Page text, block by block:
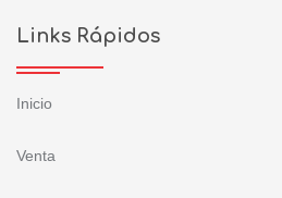
Links Rápidos
Inicio
Venta